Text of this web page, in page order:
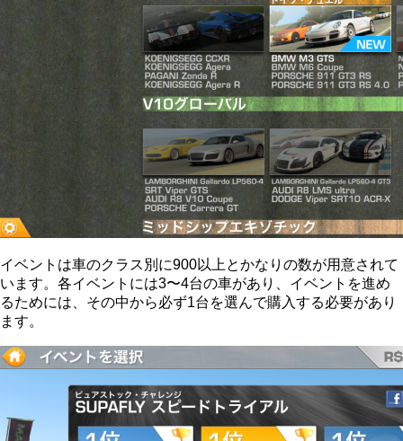
イベントは車のクラス別に900以上とかなりの数が用意されて
います。各イベントには3〜4台の車があり、イベントを進め
るためには、その中から必ず1台を選んで購入する必要があり
ます。